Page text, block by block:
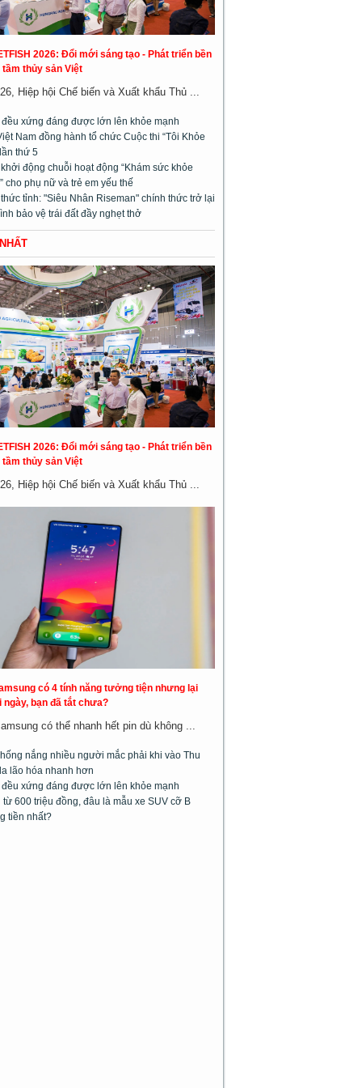
2026: Đổi mới sáng tạo - Phát triển bền
thủy sản Việt
Hiệp hội Chế biến và Xuất khẩu Thủ ...
đều xứng đáng được lớn lên khỏe mạnh
Nam đồng hành tổ chức Cuộc thi “Tôi Khỏe
thứ 5
động chuỗi hoạt động “Khám sức khỏe
cho phụ nữ và trẻ em yếu thế
tỉnh: "Siêu Nhân Riseman" chính thức trở lại
bảo vệ trái đất đầy nghẹt thở
2026: Đổi mới sáng tạo - Phát triển bền
thủy sản Việt
Hiệp hội Chế biến và Xuất khẩu Thủ ...
có 4 tính năng tưởng tiện nhưng lại
ngày, bạn đã tắt chưa?
có thể nhanh hết pin dù không ...
nắng nhiều người mắc phải khi vào Thu
lão hóa nhanh hơn
đều xứng đáng được lớn lên khỏe mạnh
từ 600 triệu đồng, đâu là mẫu xe SUV cỡ B
tiền nhất?